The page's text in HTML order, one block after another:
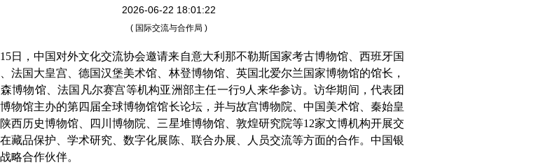
2026-06-22 18:01:22
( 国际交流与合作局 )
日，中国对外文化交流协会邀请来自意大利那不勒斯国家考古博物馆、西班牙国
法国大皇宫、德国汉堡美术馆、林登博物馆、英国北爱尔兰国家博物馆的馆长，
博物馆、法国凡尔赛宫等机构亚洲部主任一行9人来华参访。访华期间，代表团
物馆主办的第四届全球博物馆馆长论坛，并与故宫博物院、中国美术馆、秦始皇
西历史博物馆、四川博物院、三星堆博物馆、敦煌研究院等12家文博机构开展交
藏品保护、学术研究、数字化展陈、联合办展、人员交流等方面的合作。中国银
略合作伙伴。